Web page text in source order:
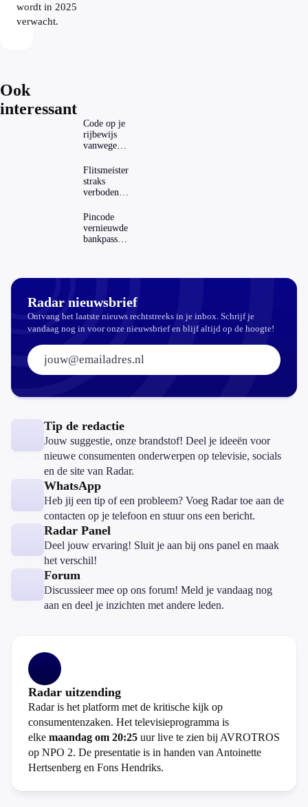
wordt in 2025
verwacht.
Ook
interessant
Code op je
rijbewijs
vanwege
autisme?
Zo
verwijder
Flitsmeister
straks
verboden?
regels in
Nederland
en het
buitenland
Pincode
vernieuwde
bankpassen
Radar nieuwsbrief
Ontvang het laatste nieuws rechtstreeks in je inbox. Schrijf je
vandaag nog in voor onze nieuwsbrief en blijf altijd op de hoogte!
E-mailadres:
Tip de redactie
Jouw suggestie, onze brandstof! Deel je ideeën voor
nieuwe consumenten onderwerpen op televisie, socials
en de site van Radar.
WhatsApp
Heb jij een tip of een probleem? Voeg Radar toe aan de
contacten op je telefoon en stuur ons een bericht.
Radar Panel
Deel jouw ervaring! Sluit je aan bij ons panel en maak
het verschil!
Forum
Discussieer mee op ons forum! Meld je vandaag nog
aan en deel je inzichten met andere leden.
Radar uitzending
Radar is het platform met de kritische kijk op
consumentenzaken. Het televisieprogramma is
elke maandag om 20:25 uur live te zien bij AVROTROS
op NPO 2. De presentatie is in handen van Antoinette
Hertsenberg en Fons Hendriks.